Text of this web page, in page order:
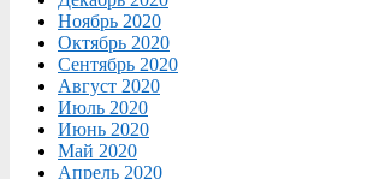
Ноябрь 2020
Октябрь 2020
Сентябрь 2020
Август 2020
Июль 2020
Июнь 2020
Май 2020
Апрель 2020